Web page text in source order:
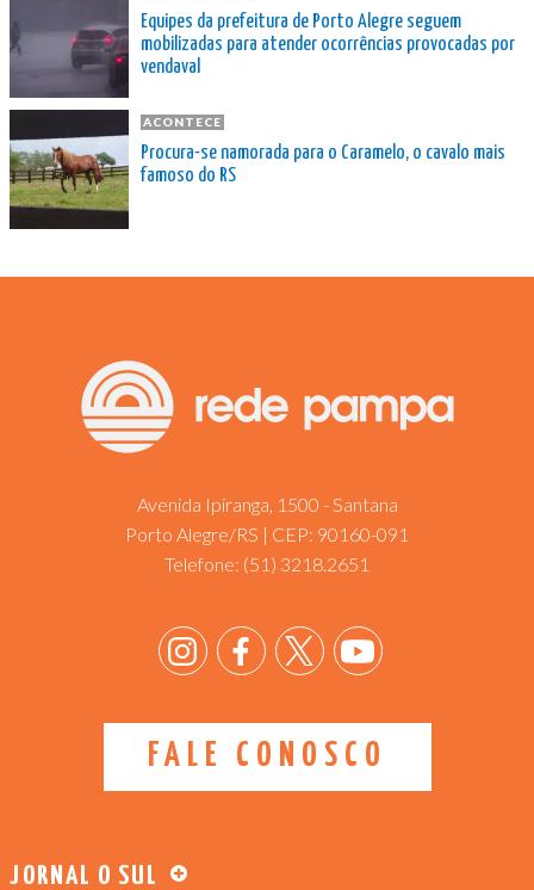
Equipes da prefeitura de Porto Alegre seguem
mobilizadas para atender ocorrências provocadas por
vendaval
ACONTECE
Procura-se namorada para o Caramelo, o cavalo mais
famoso do RS
Avenida Ipiranga, 1500 - Santana
Porto Alegre/RS | CEP: 90160-091
Telefone: (51) 3218.2651
FALE CONOSCO
JORNAL O SUL